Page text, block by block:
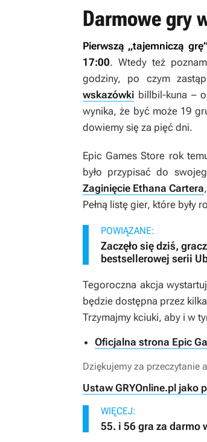
Darmowe gry
Pierwszą „tajemniczą
17:00. Wtedy też
godziny, po czym
wskazówki billbil-kuna –
wynika, że być może 19
dowiemy się za pięć dni.
Epic Games Store rok
było przypisać do
Zaginięcie Ethana Cartera
Pełną listę gier, które były
POWIĄZANE:
Zaczęło się dziś,
bestsellerowej serii
Tegoroczna akcja
będzie dostępna przez
Trzymajmy kciuki, aby i w
Oficjalna strona Epic
Dziękujemy za przeczytanie
Ustaw GRYOnline.pl jako
WIĘCEJ:
55. i 56 gra za darmo